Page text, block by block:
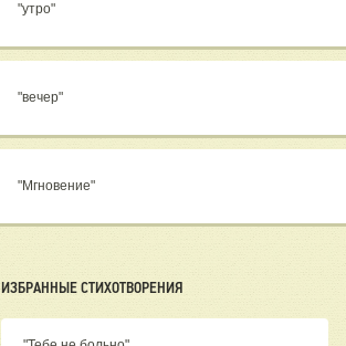
"утро"
"вечер"
"Мгновение"
ИЗБРАННЫЕ СТИХОТВОРЕНИЯ